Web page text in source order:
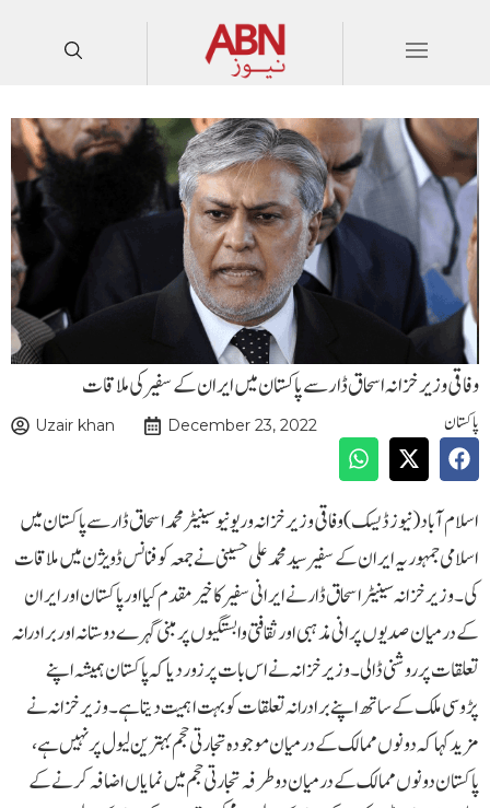
وفاقی وزیر خزانہ اسحاق ڈار سے پاکستان میں ایران کے سفیر کی ملاقات
پاکستان Uzair khan December 23, 2022
اسلام آباد (نیوز ڈیسک)وفاقی وزیر خزانہ و ریونیو سینیٹر محمد اسحاق ڈار سے پاکستان میں
اسلامی جمہوریہ ایران کے سفیر سید محمد علی حسینی نے جمعہ کو فنانس ڈویژن میں ملاقات
کی۔وزیر خزانہ سینیٹر اسحاق ڈار نے ایرانی سفیر کا خیرمقدم کیا اور پاکستان اور ایران
کے درمیان صدیوں پرانی مذہبی اور ثقافتی وابستگیوں پر مبنی گہرے دوستانہ اور برادرانہ
تعلقات پر روشنی ڈالی۔ وزیر خزانہ نے اس بات پر زور دیا کہ پاکستان ہمیشہ اپنے
پڑوسی ملک کے ساتھ اپنے برادرانہ تعلقات کو بہت اہمیت دیتا ہے۔ وزیر خزانہ نے
مزید کہا کہ دونوں ممالک کے درمیان موجودہ تجارتی حجم بہترین لیول پر نہیں ہے،
پاکستان دونوں ممالک کے درمیان دوطرفہ تجارتی حجم میں نمایاں اضافہ کرنے کے